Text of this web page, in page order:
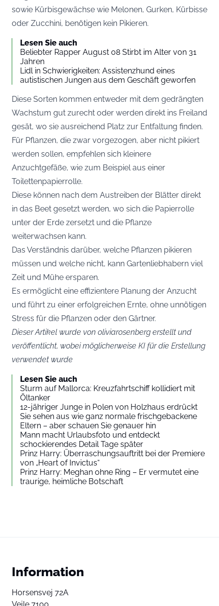
sowie Kürbisgewächse wie Melonen, Gurken, Kürbisse
oder Zucchini, benötigen kein Pikieren.
Lesen Sie auch
Beliebter Rapper August 08 Stirbt im Alter von 31
Jahren
Lidl in Schwierigkeiten: Assistenzhund eines
autistischen Jungen aus dem Geschäft geworfen
Diese Sorten kommen entweder mit dem gedrängten
Wachstum gut zurecht oder werden direkt ins Freiland
gesät, wo sie ausreichend Platz zur Entfaltung finden.
Für Pflanzen, die zwar vorgezogen, aber nicht pikiert
werden sollen, empfehlen sich kleinere
Anzuchtgefäße, wie zum Beispiel aus einer
Toilettenpapierrolle.
Diese können nach dem Austreiben der Blätter direkt
in das Beet gesetzt werden, wo sich die Papierrolle
unter der Erde zersetzt und die Pflanze
weiterwachsen kann.
Das Verständnis darüber, welche Pflanzen pikieren
müssen und welche nicht, kann Gartenliebhabern viel
Zeit und Mühe ersparen.
Es ermöglicht eine effizientere Planung der Anzucht
und führt zu einer erfolgreichen Ernte, ohne unnötigen
Stress für die Pflanzen oder den Gärtner.
Dieser Artikel wurde von oliviarosenberg erstellt und
veröffentlicht, wobei möglicherweise KI für die Erstellung
verwendet wurde
Lesen Sie auch
Sturm auf Mallorca: Kreuzfahrtschiff kollidiert mit
Öltanker
12-jähriger Junge in Polen von Holzhaus erdrückt
Sie sehen aus wie ganz normale frischgebackene
Eltern – aber schauen Sie genauer hin
Mann macht Urlaubsfoto und entdeckt
schockierendes Detail Tage später
Prinz Harry: Überraschungsauftritt bei der Premiere
von „Heart of Invictus“
Prinz Harry: Meghan ohne Ring – Er vermutet eine
traurige, heimliche Botschaft
Information
Horsensvej 72A